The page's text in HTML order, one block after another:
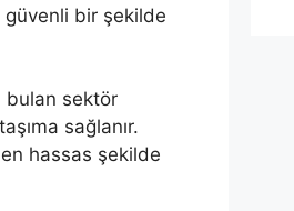
güvenli bir şekilde
bulan sektör
sağlanır.
hassas şekilde